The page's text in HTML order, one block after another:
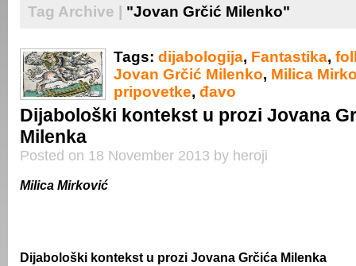
Tag Archive | "Jovan Grčić Milenko"
Tags: dijabologija, Fantastika,
Jovan Grčić Milenko, Milica
pripovetke, đavo
Dijabološki kontekst u prozi Jovana
Milenka
Posted on 18 November 2013 by heroji
Milica Mirković
Dijabološki kontekst u prozi Jovana Grčića Milenka